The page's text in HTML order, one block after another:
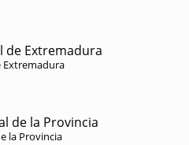
de Extremadura
Extremadura
de la Provincia
la Provincia